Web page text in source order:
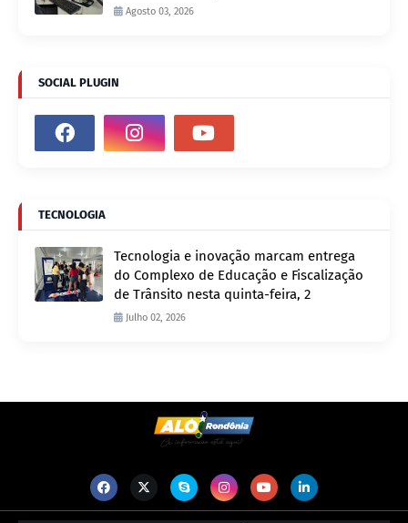
Agosto 03, 2026
SOCIAL PLUGIN
TECNOLOGIA
Tecnologia e inovação marcam entrega
do Complexo de Educação e Fiscalização
de Trânsito nesta quinta-feira, 2
Julho 02, 2026